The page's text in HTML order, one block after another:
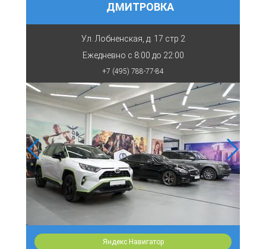
ДМИТРОВКА
Ул. Лобненская, д. 17 стр 2
Ежедневно с 8:00 до 22:00
+7 (495) 788-77-84
Яндекс Навигатор